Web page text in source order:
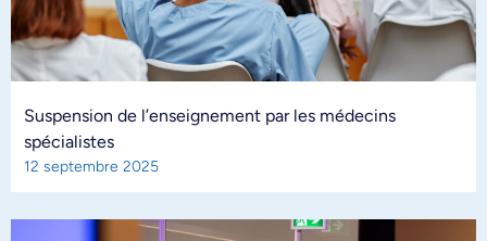
Suspension de l’enseignement par les médecins
spécialistes
12 septembre 2025